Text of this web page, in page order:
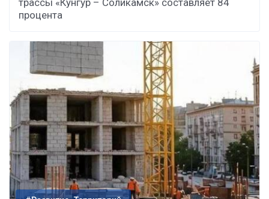
трассы «Кунгур – Соликамск» составляет 84
процента